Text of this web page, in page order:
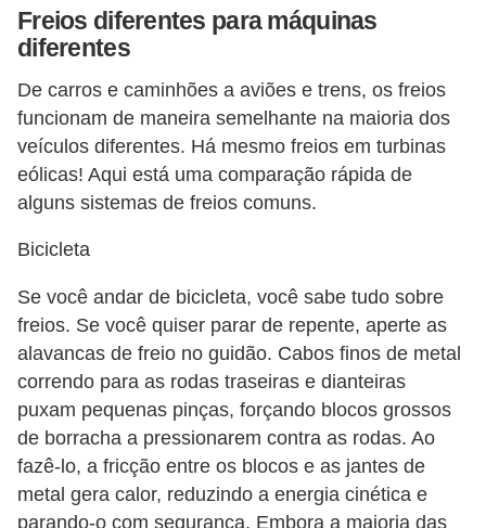
Freios diferentes para máquinas
diferentes
De carros e caminhões a aviões e trens, os freios
funcionam de maneira semelhante na maioria dos
veículos diferentes. Há mesmo freios em turbinas
eólicas! Aqui está uma comparação rápida de
alguns sistemas de freios comuns.
Bicicleta
Se você andar de bicicleta, você sabe tudo sobre
freios. Se você quiser parar de repente, aperte as
alavancas de freio no guidão. Cabos finos de metal
correndo para as rodas traseiras e dianteiras
puxam pequenas pinças, forçando blocos grossos
de borracha a pressionarem contra as rodas. Ao
fazê-lo, a fricção entre os blocos e as jantes de
metal gera calor, reduzindo a energia cinética e
parando-o com segurança. Embora a maioria das
d
e
v
e
í
c
u
l
s
M
e
c
â
n
i